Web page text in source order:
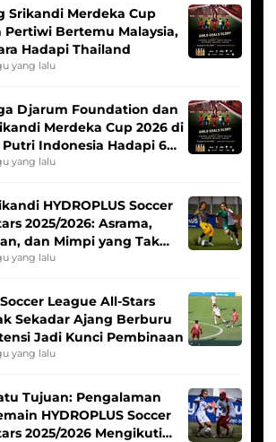
Srikandi Merdeka Cup
Pertiwi Bertemu Malaysia,
Hadapi Thailand
yang lalu
Djarum Foundation dan
Merdeka Cup 2026 di
Putri Indonesia Hadapi 6
yang lalu
HYDROPLUS Soccer
2025/2026: Asrama,
dan Mimpi yang Tak
yang lalu
Soccer League All-Stars
Sekadar Ajang Berburu
Jadi Kunci Pembinaan
yang lalu
Tujuan: Pengalaman
HYDROPLUS Soccer
2025/2026 Mengikuti